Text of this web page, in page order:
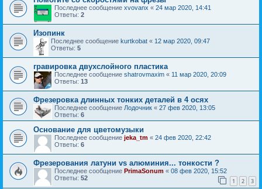
Последнее сообщение xvovanx « 24 мар 2020, 14:41
Ответы: 2
Изопинк
Последнее сообщение kurtkobat « 12 мар 2020, 09:47
Ответы: 5
гравировка двухслойного пластика
Последнее сообщение shatrovmaxim « 11 мар 2020, 20:09
Ответы: 13
Фрезеровка длинных тонких деталей в 4 осях
Последнее сообщение Лодочник « 27 фев 2020, 13:05
Ответы: 6
Основание для цветомузыки
Последнее сообщение jeka_tm « 24 фев 2020, 22:42
Ответы: 6
Фрезерования латуни vs алюминия... тонкости ?
Последнее сообщение PrimaSonum « 08 фев 2020, 15:52
Ответы: 52 1 2 3